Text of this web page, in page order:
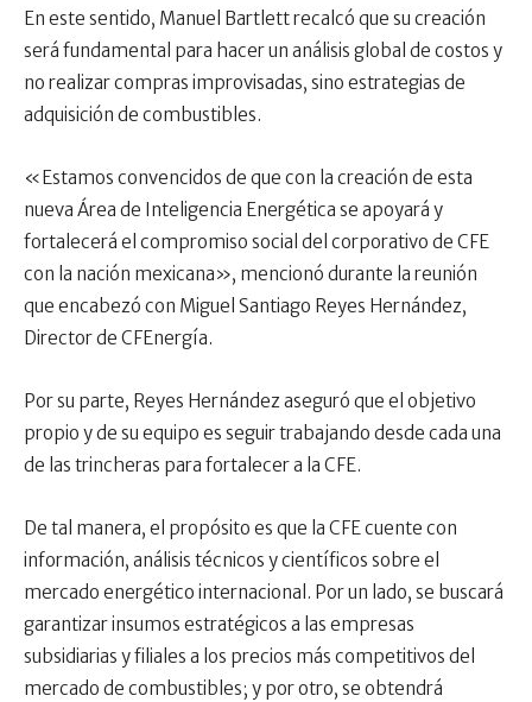
En este sentido, Manuel Bartlett recalcó que su creación
será fundamental para hacer un análisis global de costos y
no realizar compras improvisadas, sino estrategias de
adquisición de combustibles.
«Estamos convencidos de que con la creación de esta
nueva Área de Inteligencia Energética se apoyará y
fortalecerá el compromiso social del corporativo de CFE
con la nación mexicana», mencionó durante la reunión
que encabezó con Miguel Santiago Reyes Hernández,
Director de CFEnergía.
Por su parte, Reyes Hernández aseguró que el objetivo
propio y de su equipo es seguir trabajando desde cada una
de las trincheras para fortalecer a la CFE.
De tal manera, el propósito es que la CFE cuente con
información, análisis técnicos y científicos sobre el
mercado energético internacional. Por un lado, se buscará
garantizar insumos estratégicos a las empresas
subsidiarias y filiales a los precios más competitivos del
mercado de combustibles; y por otro, se obtendrá